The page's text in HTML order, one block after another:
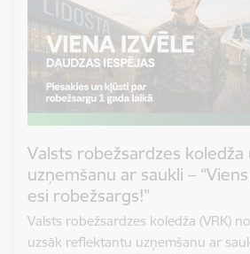
Valsts robežsardzes koledža
uzņemšanu ar saukli –
esi robežsargs!”
Valsts robežsardzes koledža (VRK)
uzsāk reflektantu uzņemšanu ar